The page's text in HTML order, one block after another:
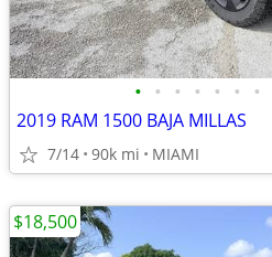
• • • • • • •
2019 RAM 1500 BAJA MILLAS
7/14 90k mi MIAMI
$18,500